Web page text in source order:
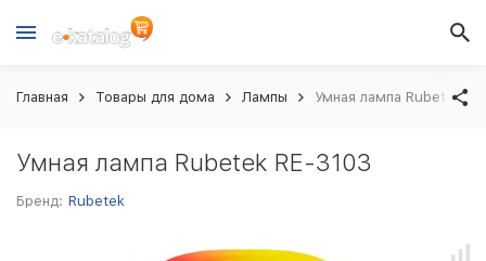
Главная Товары для дома Лампы Умная лампа Rubetek
Умная лампа Rubetek RE-3103
Бренд: Rubetek